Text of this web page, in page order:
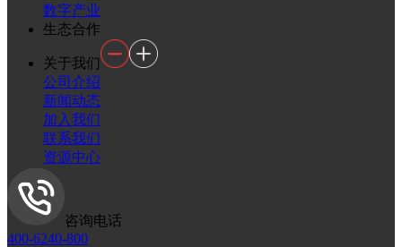
数字产业
生态合作
关于我们
公司介绍
新闻动态
加入我们
联系我们
资源中心
咨询电话
400-6240-800